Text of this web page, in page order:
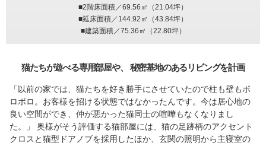
■2階床面積／69.56㎡（21.04坪）
■延床面積／144.92㎡（43.84坪）
■建築面積／75.36㎡（22.80坪）
猫たちが遊べる専用部屋や、 秘密基地のあるリビングを計画
「以前の家では、猫たちを好き勝手にさせていたので柱も壁もボ
ロボロ。お客様を招ける状態ではなかったんです。今は居心地の
良い空間ができ、仲が悪かった猫同士の喧嘩もなくなりまし
た。」 奥様がそう評価する猫部屋には、猫の足跡柄のアクセント
クロスと猫型ドアノブを採用したほか、玄関の照明から主寝室の